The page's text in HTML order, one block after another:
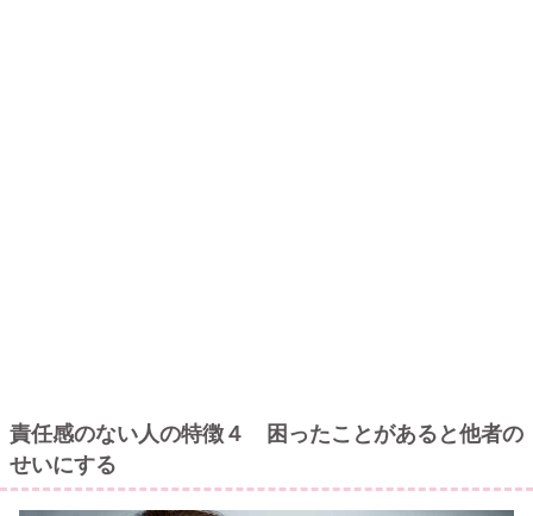
責任感のない人の特徴４ 困ったことがあると他者の
せいにする